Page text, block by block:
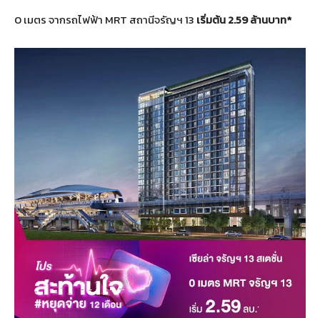
0 เมตร จากรถไฟฟ้า MRT สถานีจรัญฯ 13 เริ่มต้น2.59ล้านบาท*